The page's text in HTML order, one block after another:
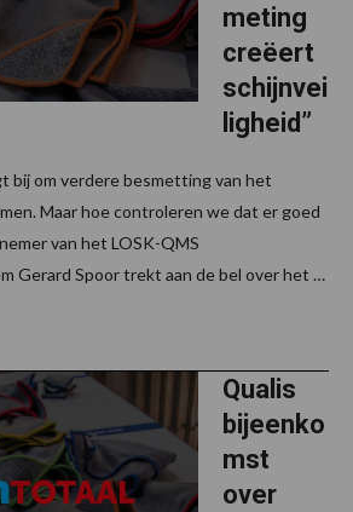
meting
creëert
schijnvei
ligheid”
bij om verdere besmetting van het
Maar hoe controleren we dat er goed
van het LOSK-QMS
Gerard Spoor trekt aan de bel over het …
Qualis
bijeenko
mst
over